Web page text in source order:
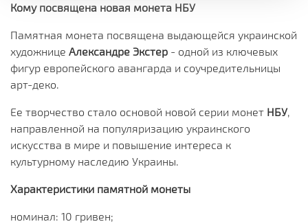
Кому посвящена новая монета НБУ
Памятная монета посвящена выдающейся украинской
художнице Александре Экстер - одной из ключевых
фигур европейского авангарда и соучредительницы
арт-деко.
Ее творчество стало основой новой серии монет НБУ,
направленной на популяризацию украинского
искусства в мире и повышение интереса к
культурному наследию Украины.
Характеристики памятной монеты
номинал: 10 гривен;